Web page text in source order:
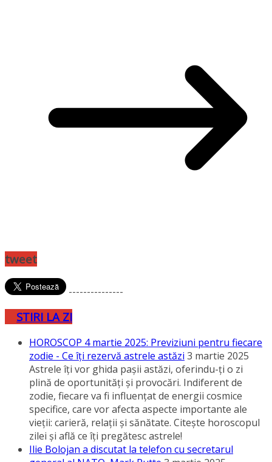
tweet
---------------
STIRI LA ZI
HOROSCOP 4 martie 2025: Previziuni pentru fiecare
zodie - Ce îţi rezervă astrele astăzi 3 martie 2025
Astrele îţi vor ghida paşii astăzi, oferindu-ţi o zi
plină de oportunităţi şi provocări. Indiferent de
zodie, fiecare va fi influenţat de energii cosmice
specifice, care vor afecta aspecte importante ale
vieţii: carieră, relaţii şi sănătate. Citeşte horoscopul
zilei şi află ce îţi pregătesc astrele!
Ilie Bolojan a discutat la telefon cu secretarul